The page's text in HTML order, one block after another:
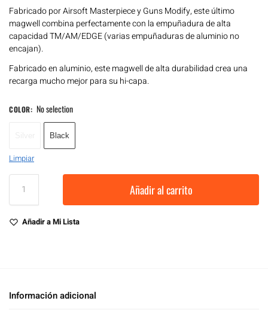
Fabricado por Airsoft Masterpiece y Guns Modify, este último
magwell combina perfectamente con la empuñadura de alta
capacidad TM/AM/EDGE (varias empuñaduras de aluminio no
encajan).
Fabricado en aluminio, este magwell de alta durabilidad crea una
recarga mucho mejor para su hi-capa.
COLOR: No selection
Black
Limpiar
Añadir al carrito
Añadir a Mi Lista
Información adicional